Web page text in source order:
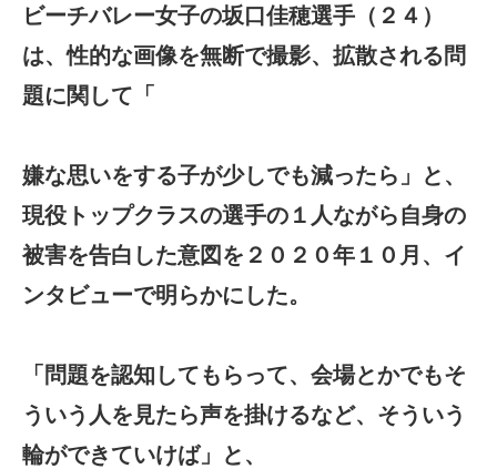
ビーチバレー女子の坂口佳穂選手（２４）
は、性的な画像を無断で撮影、拡散される問
題に関して「
嫌な思いをする子が少しでも減ったら」と、
現役トップクラスの選手の１人ながら自身の
被害を告白した意図を２０２０年１０月、イ
ンタビューで明らかにした。
「問題を認知してもらって、会場とかでもそ
ういう人を見たら声を掛けるなど、そういう
輪ができていけば」と、